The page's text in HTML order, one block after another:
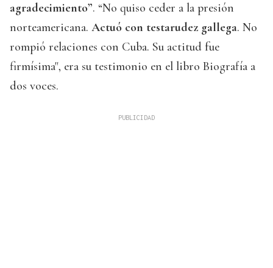
agradecimiento”. “No quiso ceder a la presión
norteamericana. Actuó con testarudez gallega. No
rompió relaciones con Cuba. Su actitud fue
firmísima", era su testimonio en el libro Biografía a
dos voces.